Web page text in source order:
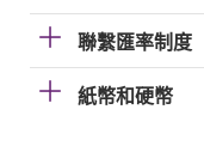
聯繫匯率制度
紙幣和硬幣